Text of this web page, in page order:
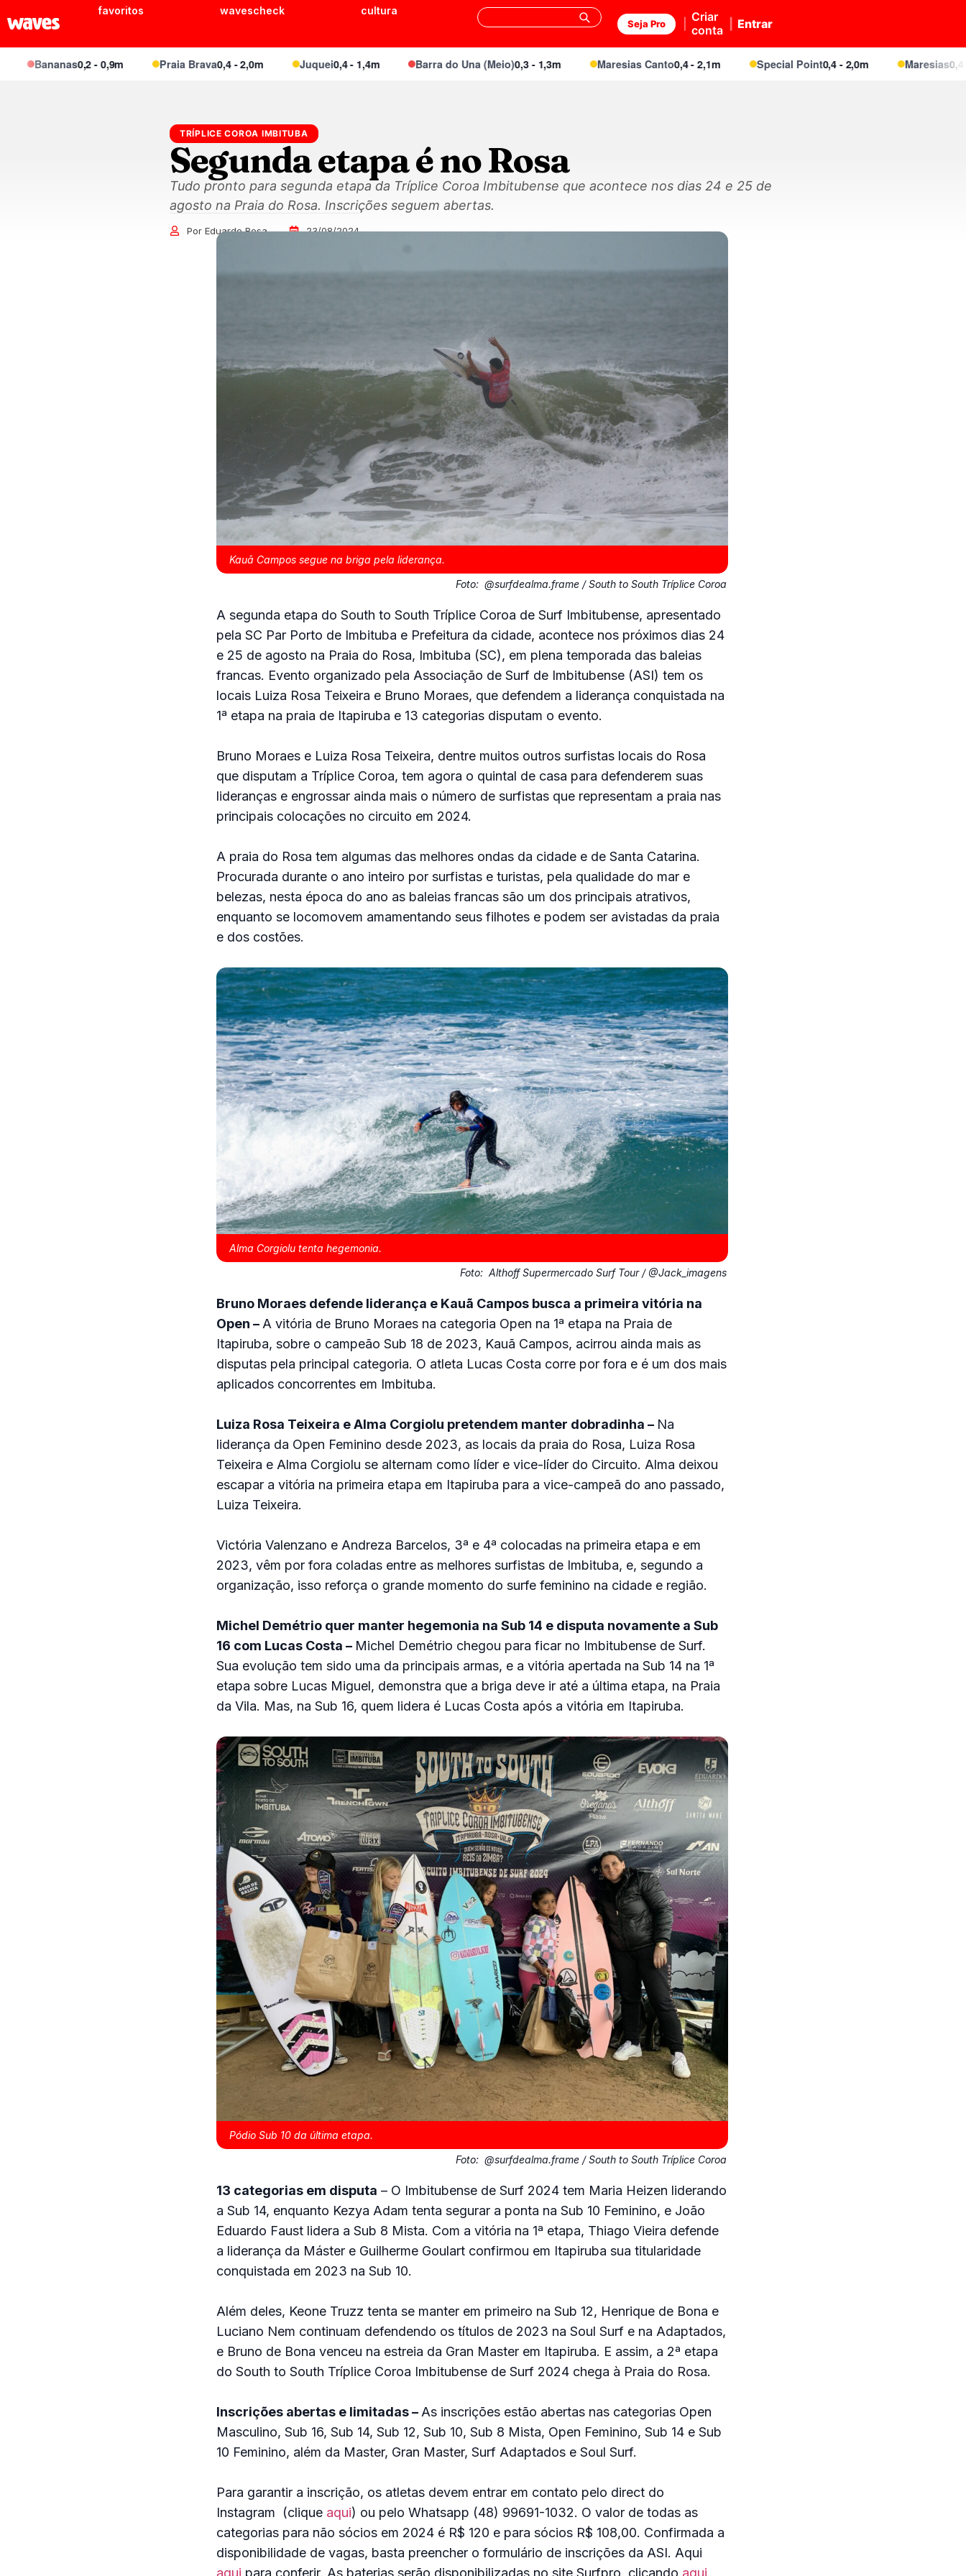
favoritos wavescheck cultura
Seja Pro
Criar
conta
Entrar
Bananas0,2 - 0,9m Praia Brava0,4 - 2,0m Juquei0,4 - 1,4m Barra do Una (Meio)0,3 - 1,3m Maresias Canto0,4 - 2,1m Special Point0,4 - 2,0m Maresias0,4 - 2,1m
TRÍPLICE COROA IMBITUBA
Segunda etapa é no Rosa
Tudo pronto para segunda etapa da Tríplice Coroa Imbitubense que acontece nos dias 24 e 25 de
agosto na Praia do Rosa. Inscrições seguem abertas.
Por Eduardo Rosa 23/08/2024
Kauã Campos segue na briga pela liderança.
Foto: @surfdealma.frame / South to South Tríplice Coroa
A segunda etapa do South to South Tríplice Coroa de Surf Imbitubense, apresentado
pela SC Par Porto de Imbituba e Prefeitura da cidade, acontece nos próximos dias 24
e 25 de agosto na Praia do Rosa, Imbituba (SC), em plena temporada das baleias
francas. Evento organizado pela Associação de Surf de Imbitubense (ASI) tem os
locais Luiza Rosa Teixeira e Bruno Moraes, que defendem a liderança conquistada na
1ª etapa na praia de Itapiruba e 13 categorias disputam o evento.
Bruno Moraes e Luiza Rosa Teixeira, dentre muitos outros surfistas locais do Rosa
que disputam a Tríplice Coroa, tem agora o quintal de casa para defenderem suas
lideranças e engrossar ainda mais o número de surfistas que representam a praia nas
principais colocações no circuito em 2024.
A praia do Rosa tem algumas das melhores ondas da cidade e de Santa Catarina.
Procurada durante o ano inteiro por surfistas e turistas, pela qualidade do mar e
belezas, nesta época do ano as baleias francas são um dos principais atrativos,
enquanto se locomovem amamentando seus filhotes e podem ser avistadas da praia
e dos costões.
Alma Corgiolu tenta hegemonia.
Foto: Althoff Supermercado Surf Tour / @Jack_imagens
Bruno Moraes defende liderança e Kauã Campos busca a primeira vitória na
Open – A vitória de Bruno Moraes na categoria Open na 1ª etapa na Praia de
Itapiruba, sobre o campeão Sub 18 de 2023, Kauã Campos, acirrou ainda mais as
disputas pela principal categoria. O atleta Lucas Costa corre por fora e é um dos mais
aplicados concorrentes em Imbituba.
Luiza Rosa Teixeira e Alma Corgiolu pretendem manter dobradinha – Na
liderança da Open Feminino desde 2023, as locais da praia do Rosa, Luiza Rosa
Teixeira e Alma Corgiolu se alternam como líder e vice-líder do Circuito. Alma deixou
escapar a vitória na primeira etapa em Itapiruba para a vice-campeã do ano passado,
Luiza Teixeira.
Victória Valenzano e Andreza Barcelos, 3ª e 4ª colocadas na primeira etapa e em
2023, vêm por fora coladas entre as melhores surfistas de Imbituba, e, segundo a
organização, isso reforça o grande momento do surfe feminino na cidade e região.
Michel Demétrio quer manter hegemonia na Sub 14 e disputa novamente a Sub
16 com Lucas Costa – Michel Demétrio chegou para ficar no Imbitubense de Surf.
Sua evolução tem sido uma da principais armas, e a vitória apertada na Sub 14 na 1ª
etapa sobre Lucas Miguel, demonstra que a briga deve ir até a última etapa, na Praia
da Vila. Mas, na Sub 16, quem lidera é Lucas Costa após a vitória em Itapiruba.
Pódio Sub 10 da última etapa.
Foto: @surfdealma.frame / South to South Tríplice Coroa
13 categorias em disputa – O Imbitubense de Surf 2024 tem Maria Heizen liderando
a Sub 14, enquanto Kezya Adam tenta segurar a ponta na Sub 10 Feminino, e João
Eduardo Faust lidera a Sub 8 Mista. Com a vitória na 1ª etapa, Thiago Vieira defende
a liderança da Máster e Guilherme Goulart confirmou em Itapiruba sua titularidade
conquistada em 2023 na Sub 10.
Além deles, Keone Truzz tenta se manter em primeiro na Sub 12, Henrique de Bona e
Luciano Nem continuam defendendo os títulos de 2023 na Soul Surf e na Adaptados,
e Bruno de Bona venceu na estreia da Gran Master em Itapiruba. E assim, a 2ª etapa
do South to South Tríplice Coroa Imbitubense de Surf 2024 chega à Praia do Rosa.
Inscrições abertas e limitadas – As inscrições estão abertas nas categorias Open
Masculino, Sub 16, Sub 14, Sub 12, Sub 10, Sub 8 Mista, Open Feminino, Sub 14 e Sub
10 Feminino, além da Master, Gran Master, Surf Adaptados e Soul Surf.
Para garantir a inscrição, os atletas devem entrar em contato pelo direct do
Instagram (clique aqui) ou pelo Whatsapp (48) 99691-1032. O valor de todas as
categorias para não sócios em 2024 é R$ 120 e para sócios R$ 108,00. Confirmada a
disponibilidade de vagas, basta preencher o formulário de inscrições da ASI. Aqui
aqui para conferir. As baterias serão disponibilizadas no site Surfpro, clicando aqui